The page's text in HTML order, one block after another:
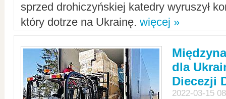
sprzed drohiczyńskiej katedry wyruszył
który dotrze na Ukrainę. więcej »
dla
Diecezji
2022-03-15